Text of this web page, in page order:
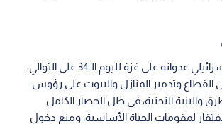
يواصل الاحتلال الإسرائيلي عدوانه على غزة لليوم الـ34 على التوالي،
وتدمير المنازل والبيوت على رؤوس
والبنية التحتية، في ظل الحصار الكامل
لمقومات الحياة الأساسية، ومنع دخول